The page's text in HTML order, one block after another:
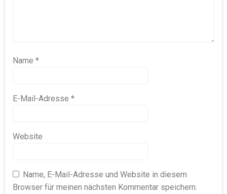
Name *
E-Mail-Adresse *
Website
Name, E-Mail-Adresse und Website in diesem
Browser für meinen nächsten Kommentar speichern.